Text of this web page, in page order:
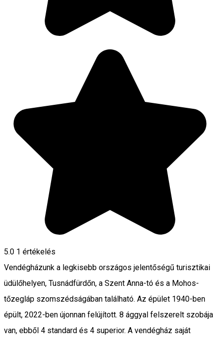
5.0 1 értékelés
Vendégházunk a legkisebb országos jelentőségű turisztikai
üdülőhelyen, Tusnádfürdőn, a Szent Anna-tó és a Mohos-
tőzegláp szomszédságában található. Az épület 1940-ben
épült, 2022-ben újonnan felújított. 8 ággyal felszerelt szobája
van, ebből 4 standard és 4 superior. A vendégház saját